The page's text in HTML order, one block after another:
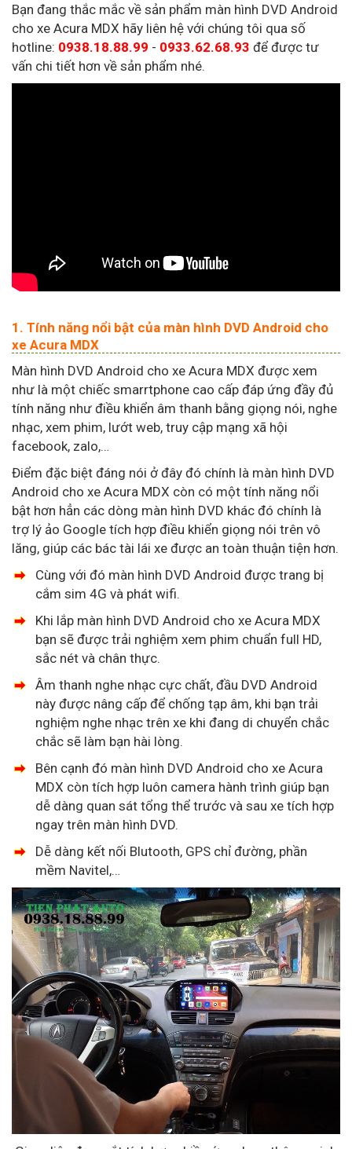
Bạn đang thắc mắc về sản phẩm màn hình DVD Android
cho xe Acura MDX hãy liên hệ với chúng tôi qua số
hotline: 0938.18.88.99 - 0933.62.68.93 để được tư
vấn chi tiết hơn về sản phẩm nhé.
1. Tính năng nổi bật của màn hình DVD Android cho
xe Acura MDX
Màn hình DVD Android cho xe Acura MDX được xem
như là một chiếc smarrtphone cao cấp đáp ứng đầy đủ
tính năng như điều khiển âm thanh bằng giọng nói, nghe
nhạc, xem phim, lướt web, truy cập mạng xã hội
facebook, zalo,…
Điểm đặc biệt đáng nói ở đây đó chính là màn hình DVD
Android cho xe Acura MDX còn có một tính năng nổi
bật hơn hẳn các dòng màn hình DVD khác đó chính là
trợ lý ảo Google tích hợp điều khiển giọng nói trên vô
lăng, giúp các bác tài lái xe được an toàn thuận tiện hơn.
Cùng với đó màn hình DVD Android được trang bị
cắm sim 4G và phát wifi.
Khi lắp màn hình DVD Android cho xe Acura MDX
bạn sẽ được trải nghiệm xem phim chuẩn full HD,
sắc nét và chân thực.
Âm thanh nghe nhạc cực chất, đầu DVD Android
này được nâng cấp để chống tạp âm, khi bạn trải
nghiệm nghe nhạc trên xe khi đang di chuyển chắc
chắc sẽ làm bạn hài lòng.
Bên cạnh đó màn hình DVD Android cho xe Acura
MDX còn tích hợp luôn camera hành trình giúp bạn
dễ dàng quan sát tổng thể trước và sau xe tích hợp
ngay trên màn hình DVD.
Dễ dàng kết nối Blutooth, GPS chỉ đường, phần
mềm Navitel,…